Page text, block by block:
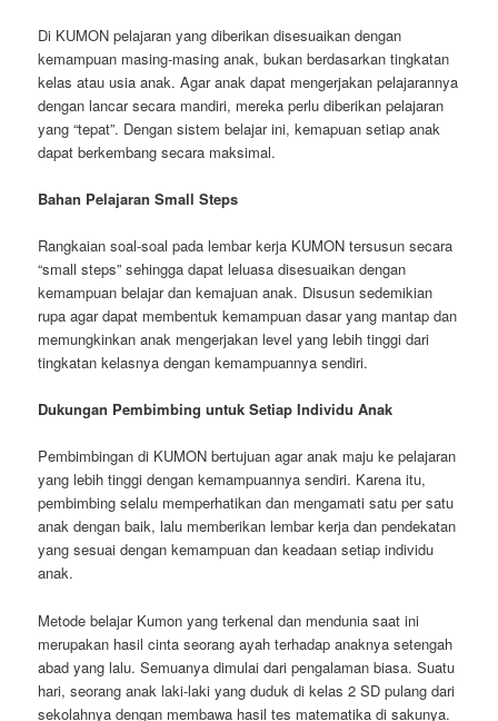
Di KUMON pelajaran yang diberikan disesuaikan dengan
kemampuan masing-masing anak, bukan berdasarkan tingkatan
kelas atau usia anak. Agar anak dapat mengerjakan pelajarannya
dengan lancar secara mandiri, mereka perlu diberikan pelajaran
yang “tepat”. Dengan sistem belajar ini, kemapuan setiap anak
dapat berkembang secara maksimal.
Bahan Pelajaran Small Steps
Rangkaian soal-soal pada lembar kerja KUMON tersusun secara
“small steps” sehingga dapat leluasa disesuaikan dengan
kemampuan belajar dan kemajuan anak. Disusun sedemikian
rupa agar dapat membentuk kemampuan dasar yang mantap dan
memungkinkan anak mengerjakan level yang lebih tinggi dari
tingkatan kelasnya dengan kemampuannya sendiri.
Dukungan Pembimbing untuk Setiap Individu Anak
Pembimbingan di KUMON bertujuan agar anak maju ke pelajaran
yang lebih tinggi dengan kemampuannya sendiri. Karena itu,
pembimbing selalu memperhatikan dan mengamati satu per satu
anak dengan baik, lalu memberikan lembar kerja dan pendekatan
yang sesuai dengan kemampuan dan keadaan setiap individu
anak.
Metode belajar Kumon yang terkenal dan mendunia saat ini
merupakan hasil cinta seorang ayah terhadap anaknya setengah
abad yang lalu. Semuanya dimulai dari pengalaman biasa. Suatu
hari, seorang anak laki-laki yang duduk di kelas 2 SD pulang dari
sekolahnya dengan membawa hasil tes matematika di sakunya.